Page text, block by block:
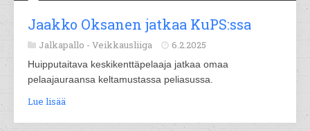
Jaak­ko Ok­sa­nen jat­kaa KuPS:ssa
Jalkapallo - Veikkausliiga 6.2.2025
Huipputaitava keskikenttäpelaaja jatkaa omaa
pelaajauraansa keltamustassa peliasussa.
Lue lisää